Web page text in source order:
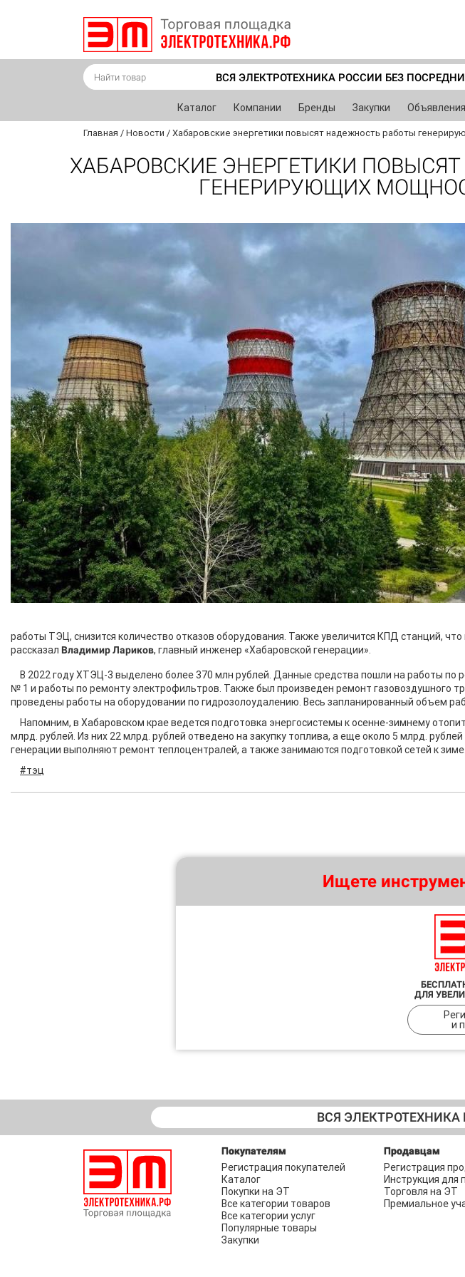
ВСЯ ЭЛЕКТРОТЕХНИКА РОССИИ БЕЗ
Каталог Компании Бренды Закупки Объявления
Главная / Новости / Хабаровские энергетики повысят надежность работы
ХАБАРОВСКИЕ ЭНЕРГЕТИКИ
ГЕНЕРИРУЮЩИХ
работы ТЭЦ, снизится количество отказов оборудования. Также увеличится КПД станций,
рассказал Владимир Лариков, главный инженер «Хабаровской генерации».
В 2022 году ХТЭЦ-3 выделено более 370 млн рублей. Данные средства пошли на работы по
№ 1 и работы по ремонту электрофильтров. Также был произведен ремонт газовоздушного
проведены работы на оборудовании по гидрозолоудалению. Весь запланированный объем
Напомним, в Хабаровском крае ведется подготовка энергосистемы к осенне-зимнему
млрд. рублей. Из них 22 млрд. рублей отведено на закупку топлива, а еще около 5 млрд.
генерации выполняют ремонт теплоцентралей, а также занимаются подготовкой сетей к зиме.
#тэц
Ищете
ДЛЯ
и
ВСЯ
Покупателям
Регистрация покупателей
Каталог
Покупки на ЭТ
Все категории товаров
Все категории услуг
Популярные товары
Закупки
Продавцам
Регистрация
Инструкция для
Торговля на ЭТ
Премиальное